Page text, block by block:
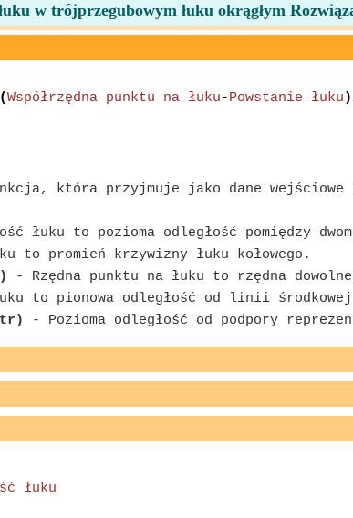
w trójprzegubowym łuku okrągłym
Współrzędna punktu na łuku-Powstanie łuku
która przyjmuje jako dane
łuku to pozioma odległość pomiędzy
to promień krzywizny łuku kołowego.
- Rzędna punktu na łuku to rzędna
to pionowa odległość od linii
- Pozioma odległość od podpory
łuku